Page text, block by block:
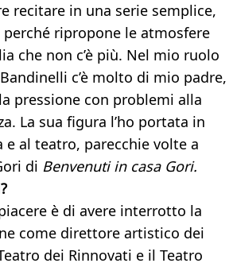
recitare in una serie semplice,
ripropone le atmosfere
che non c’è più. Nel mio ruolo
c’è molto di mio padre,
pressione con problemi alla
La sua figura l’ho portata in
e al teatro, parecchie volte a
di Benvenuti in casa Gori.
è di avere interrotto la
come direttore artistico dei
dei Rinnovati e il Teatro